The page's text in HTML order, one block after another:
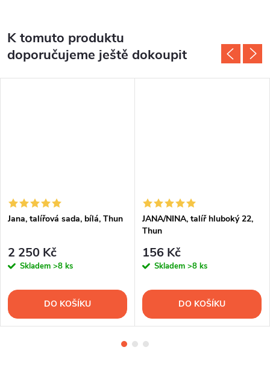
K tomuto produktu
doporučujeme ještě dokoupit
Jana, talířová sada, bílá, Thun
2 250 Kč
Skladem >8 ks
DO KOŠÍKU
JANA/NINA, talíř hluboký 22,
Thun
156 Kč
Skladem >8 ks
DO KOŠÍKU